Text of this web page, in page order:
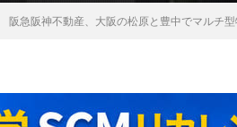
阪急阪神不動産、大阪の松原と豊中でマルチ